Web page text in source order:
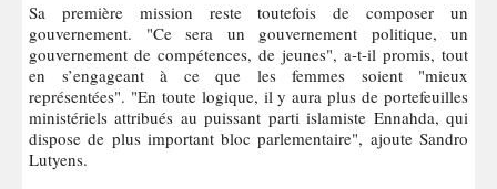
Sa première mission reste toutefois de composer un
gouvernement. "Ce sera un gouvernement politique, un
gouvernement de compétences, de jeunes", a-t-il promis, tout
en s’engageant à ce que les femmes soient "mieux
représentées". "En toute logique, il y aura plus de portefeuilles
ministériels attribués au puissant parti islamiste Ennahda, qui
dispose de plus important bloc parlementaire", ajoute Sandro
Lutyens.